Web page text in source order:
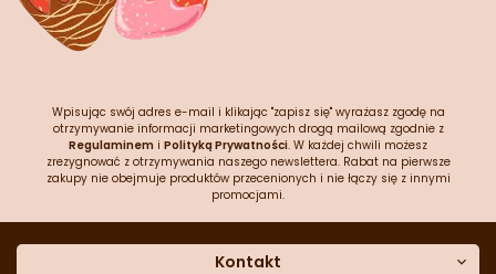
Wpisując swój adres e-mail i klikając "zapisz się" wyrażasz zgodę na
otrzymywanie informacji marketingowych drogą mailową zgodnie z
Regulaminem i Polityką Prywatności. W każdej chwili możesz
zrezygnować z otrzymywania naszego newslettera. Rabat na pierwsze
zakupy nie obejmuje produktów przecenionych i nie łączy się z innymi
promocjami.
Kontakt